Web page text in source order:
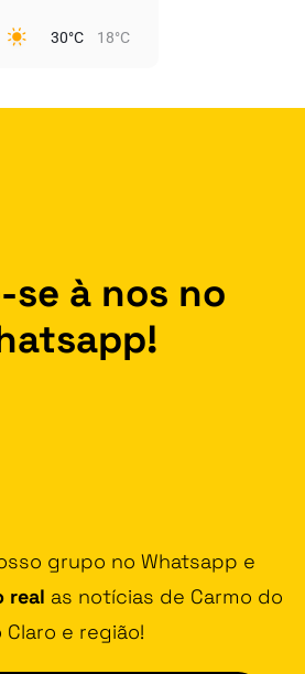
30°C 18°C
à nos no
grupo no Whatsapp e
real as notícias de Carmo do
Claro e região!